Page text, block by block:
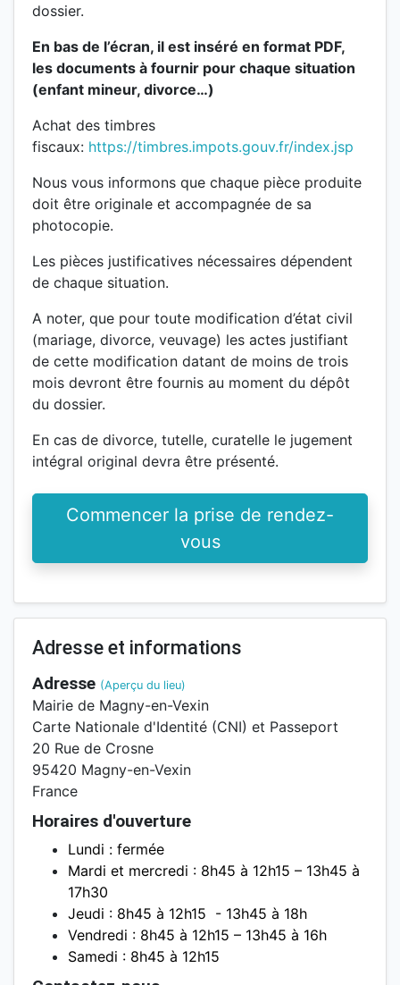
dossier.
En bas de l’écran, il est inséré en format PDF,
les documents à fournir pour chaque situation
(enfant mineur, divorce…)
Achat des timbres
fiscaux: https://timbres.impots.gouv.fr/index.jsp
Nous vous informons que chaque pièce produite
doit être originale et accompagnée de sa
photocopie.
Les pièces justificatives nécessaires dépendent
de chaque situation.
A noter, que pour toute modification d’état civil
(mariage, divorce, veuvage) les actes justifiant
de cette modification datant de moins de trois
mois devront être fournis au moment du dépôt
du dossier.
En cas de divorce, tutelle, curatelle le jugement
intégral original devra être présenté.
Commencer la prise de rendez-
vous
Adresse et informations
Adresse (Aperçu du lieu)
Mairie de Magny-en-Vexin
Carte Nationale d'Identité (CNI) et Passeport
20 Rue de Crosne
95420 Magny-en-Vexin
France
Horaires d'ouverture
Lundi : fermée
Mardi et mercredi : 8h45 à 12h15 – 13h45 à
17h30
Jeudi : 8h45 à 12h15 - 13h45 à 18h
Vendredi : 8h45 à 12h15 – 13h45 à 16h
Samedi : 8h45 à 12h15